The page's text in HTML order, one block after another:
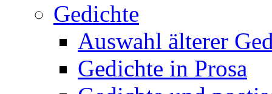
Gedichte
Auswahl älterer
Gedichte in Prosa